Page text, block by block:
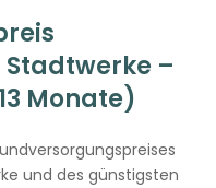
–
Monate)
und des günstigsten